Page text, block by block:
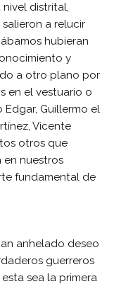
distrital,
a relucir
hubieran
y
a otro plano por
en el vestuario o
Guillermo el
Vicente
otros que
en nuestros
fundamental de
anhelado deseo
guerreros
sea la primera